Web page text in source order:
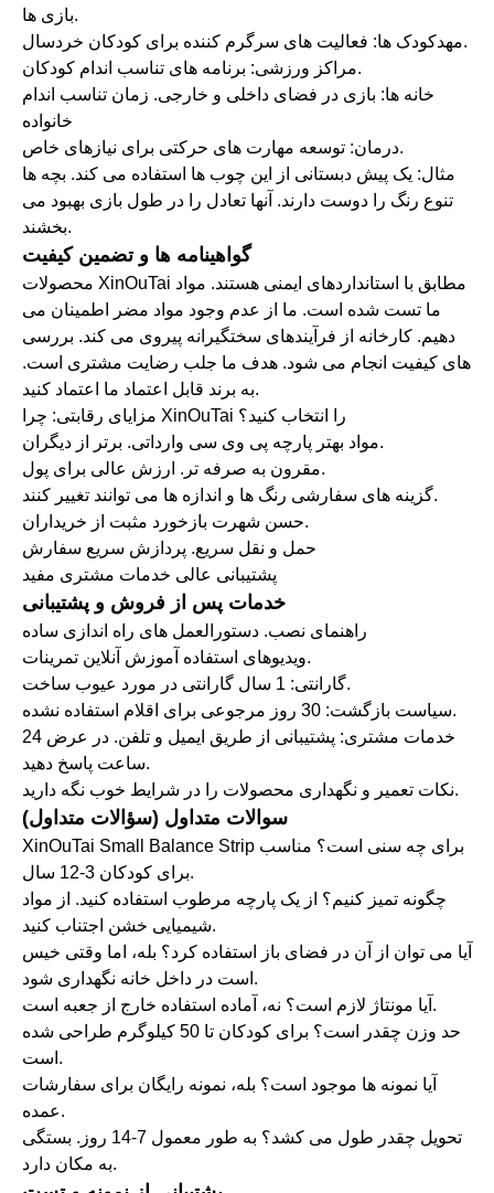
بازی ها.
مهدکودک ها: فعالیت های سرگرم کننده برای کودکان خردسال.
مراکز ورزشی: برنامه های تناسب اندام کودکان.
خانه ها: بازی در فضای داخلی و خارجی. زمان تناسب اندام
خانواده
درمان: توسعه مهارت های حرکتی برای نیازهای خاص.
مثال: یک پیش دبستانی از این چوب ها استفاده می کند. بچه ها
تنوع رنگ را دوست دارند. آنها تعادل را در طول بازی بهبود می
بخشند.
گواهینامه ها و تضمین کیفیت
محصولات XinOuTai مطابق با استانداردهای ایمنی هستند. مواد
ما تست شده است. ما از عدم وجود مواد مضر اطمینان می
دهیم. کارخانه از فرآیندهای سختگیرانه پیروی می کند. بررسی
های کیفیت انجام می شود. هدف ما جلب رضایت مشتری است.
به برند قابل اعتماد ما اعتماد کنید.
مزایای رقابتی: چرا XinOuTai را انتخاب کنید؟
مواد بهتر پارچه پی وی سی وارداتی. برتر از دیگران.
مقرون به صرفه تر. ارزش عالی برای پول.
گزینه های سفارشی رنگ ها و اندازه ها می توانند تغییر کنند.
حسن شهرت بازخورد مثبت از خریداران.
حمل و نقل سریع. پردازش سریع سفارش
پشتیبانی عالی خدمات مشتری مفید
خدمات پس از فروش و پشتیبانی
راهنمای نصب. دستورالعمل های راه اندازی ساده
ویدیوهای استفاده آموزش آنلاین تمرینات.
گارانتی: 1 سال گارانتی در مورد عیوب ساخت.
سیاست بازگشت: 30 روز مرجوعی برای اقلام استفاده نشده.
خدمات مشتری: پشتیبانی از طریق ایمیل و تلفن. در عرض 24
ساعت پاسخ دهید.
نکات تعمیر و نگهداری محصولات را در شرایط خوب نگه دارید.
سوالات متداول (سؤالات متداول)
XinOuTai Small Balance Strip برای چه سنی است؟ مناسب
برای کودکان 3-12 سال.
چگونه تمیز کنیم؟ از یک پارچه مرطوب استفاده کنید. از مواد
شیمیایی خشن اجتناب کنید.
آیا می توان از آن در فضای باز استفاده کرد؟ بله، اما وقتی خیس
است در داخل خانه نگهداری شود.
آیا مونتاژ لازم است؟ نه، آماده استفاده خارج از جعبه است.
حد وزن چقدر است؟ برای کودکان تا 50 کیلوگرم طراحی شده
است.
آیا نمونه ها موجود است؟ بله، نمونه رایگان برای سفارشات
عمده.
تحویل چقدر طول می کشد؟ به طور معمول 7-14 روز. بستگی
به مکان دارد.